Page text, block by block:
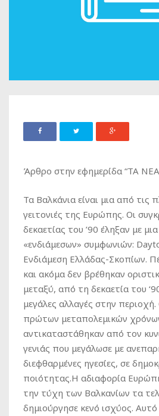
Άρθρο στην εφημερίδα “ΤΑ
Τα Βαλκάνια είναι μια από τις
γειτονιές της Ευρώπης. Οι
δεκαετίας του ’90 έληξαν με
«ενδιάμεσων» συμφωνιών:
Ενδιάμεση Ελλάδας-Σκοπίων.
και ακόμα δεν βρέθηκαν
μεταξύ, από τη δεκαετία του
μεγάλες αλλαγές στην
πρώτων μεταπολεμικών
αντικαταστάθηκαν από τον
γενιάς που μεγάλωσε με
διεφθαρμένες ηγεσίες, σε
ποιότητας.Η αδιαφορία
την τύχη των Βαλκανίων τα
δημιούργησε κενό ισχύος.